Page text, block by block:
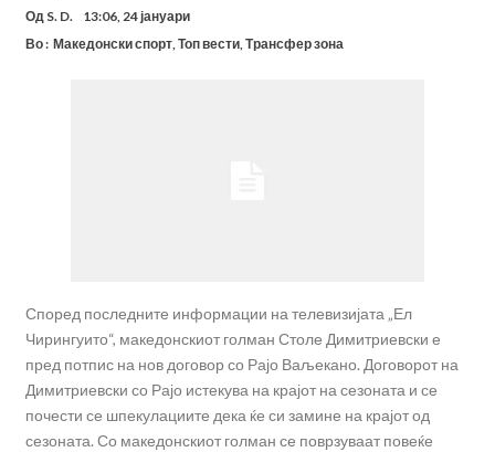
Од S. D.
13:06, 24 јануари
Во : Македонски спорт, Топ вести, Трансфер зона
Според последните информации на телевизијата „Ел
Чирингуито“, македонскиот голман Столе Димитриевски е
пред потпис на нов договор со Рајо Ваљекано. Договорот на
Димитриевски со Рајо истекува на крајот на сезоната и се
почести се шпекулациите дека ќе си замине на крајот од
сезоната. Со македонскиот голман се поврзуваат повеќе